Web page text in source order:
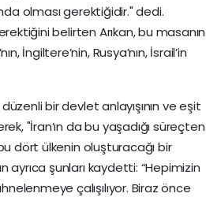
olması gerektiğidir." dedi.
belirten Arıkan, bu masanın
İngiltere’nin, Rusya’nın, İsrail’in
bir devlet anlayışının ve eşit
"İran’ın da bu yaşadığı süreçten
dört ülkenin oluşturacağı bir
ayrıca şunları kaydetti: “Hepimizin
çalışılıyor. Biraz önce